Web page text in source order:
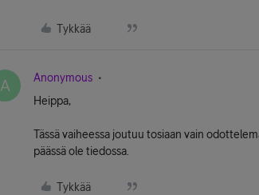
Tykkää
A Anonymous
Heippa,
Tässä vaiheessa joutuu tosiaan vain
päässä ole tiedossa.
Tykkää